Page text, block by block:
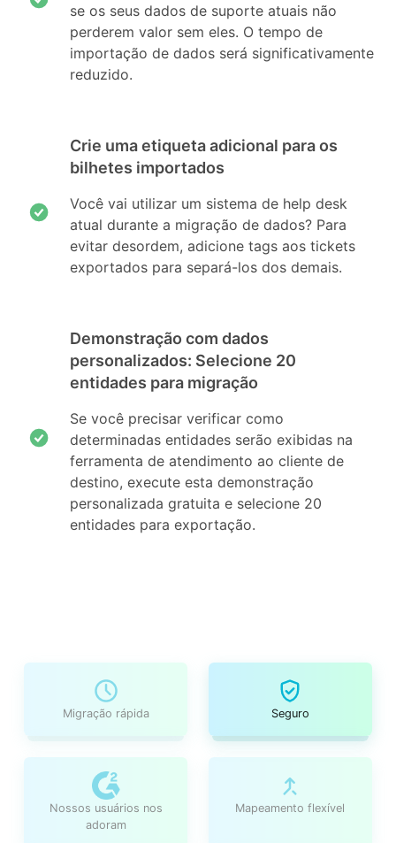
se os seus dados de suporte atuais não
perderem valor sem eles. O tempo de
importação de dados será significativamente
reduzido.
Crie uma etiqueta adicional para os
bilhetes importados
Você vai utilizar um sistema de help desk
atual durante a migração de dados? Para
evitar desordem, adicione tags aos tickets
exportados para separá-los dos demais.
Demonstração com dados
personalizados: Selecione 20
entidades para migração
Se você precisar verificar como
determinadas entidades serão exibidas na
ferramenta de atendimento ao cliente de
destino, execute esta demonstração
personalizada gratuita e selecione 20
entidades para exportação.
Migração rápida Seguro
Nossos usuários nos
adoram
Mapeamento flexível